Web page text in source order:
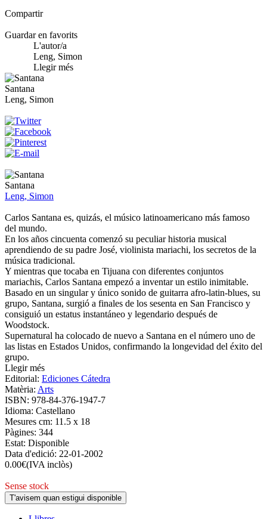
Compartir
Guardar en favorits
L'autor/a
Leng, Simon
Llegir més
Santana
Leng, Simon
Santana
Leng, Simon
Carlos Santana es, quizás, el músico latinoamericano más famoso
del mundo.
En los años cincuenta comenzó su peculiar historia musical
aprendiendo de su padre José, violinista mariachi, los secretos de la
música tradicional.
Y mientras que tocaba en Tijuana con diferentes conjuntos
mariachis, Carlos Santana empezó a inventar un estilo inimitable.
Basado en un singular y único sonido de guitarra afro-latin-blues, su
grupo, Santana, surgió a finales de los sesenta en San Francisco y
consiguió un estatus instantáneo y legendario después de
Woodstock.
Supernatural ha colocado de nuevo a Santana en el número uno de
las listas en Estados Unidos, confirmando la longevidad del éxito del
grupo.
Llegir més
Editorial: Ediciones Cátedra
Matèria: Arts
ISBN: 978-84-376-1947-7
Idioma: Castellano
Mesures cm: 11.5 x 18
Pàgines: 344
Estat: Disponible
Data d'edició: 22-01-2002
0.00€(IVA inclòs)
Sense stock
T'avisem quan estigui disponible